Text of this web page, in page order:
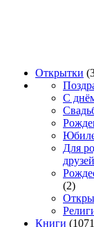
Открытки
С
Для
друзей
(2)
Книги